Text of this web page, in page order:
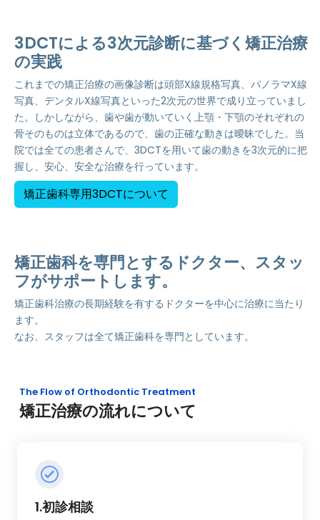
3DCTによる3次元診断に基づく矯正治療
の実践
これまでの矯正治療の画像診断は頭部X線規格写真、パノラマX線
写真、デンタルX線写真といった2次元の世界で成り立っていまし
た。しかしながら、歯や歯が動いていく上顎・下顎のそれぞれの
骨そのものは立体であるので、歯の正確な動きは曖昧でした。当
院では全ての患者さんで、3DCTを用いて歯の動きを3次元的に把
握し、安心、安全な治療を行っています。
矯正歯科専用3DCTについて
矯正歯科を専門とするドクター、スタッ
フがサポートします。
矯正歯科治療の長期経験を有するドクターを中心に治療に当たり
ます。
なお、スタッフは全て矯正歯科を専門としています。
The Flow of Orthodontic Treatment
矯正治療の流れについて
1.初診相談